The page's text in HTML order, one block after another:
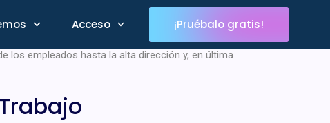
Acceso ¡Pruébalo gratis!
Las empresas se han dado cuenta de que un
el éxito a largo plazo. Implementar mejores prácticas
los empleados hasta la alta dirección y, en última